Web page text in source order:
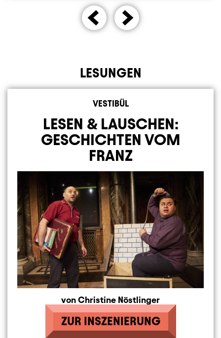
LESUNGEN
LESEN & LAUSCHEN:
GESCHICHTEN VOM
FRANZ
VESTIBÜL
von Christine Nöstlinger
ZUR INSZENIERUNG